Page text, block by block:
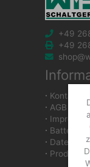
+49
+49
∙ Kontakt
∙ AGB
∙
∙
∙
∙ Produkte